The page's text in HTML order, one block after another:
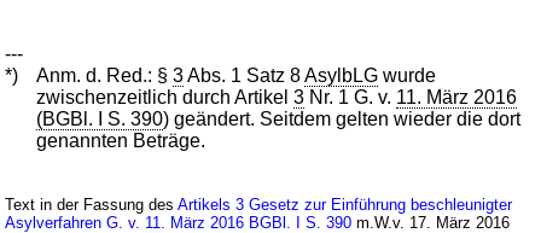
---
*)
Anm. d. Red.: §3Abs. 1 Satz 8AsylbLG wurde
zwischenzeitlich durch Artikel3 Nr. 1 G. v. 11. März 2016
(BGBl. I S. 390) geändert. Seitdem gelten wieder die dort
genannten Beträge.
Text in der Fassung desArtikels 3 Gesetz zur Einführung beschleunigter
Asylverfahren G. v. 11. März 2016 BGBl. I S. 390 m.W.v. 17. März 2016